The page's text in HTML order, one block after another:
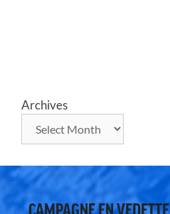
Archives
CAMPAGNE EN VEDETTE